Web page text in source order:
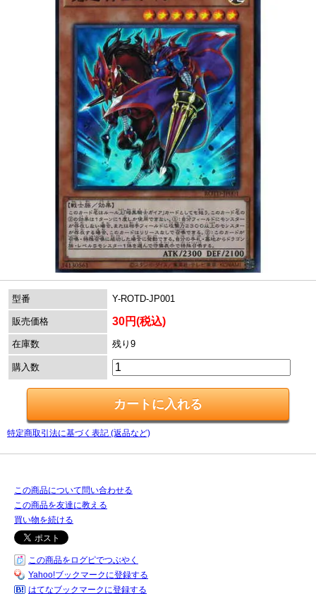
型番 Y-ROTD-JP001
販売価格 30円(税込)
在庫数 残り9
購入数
特定商取引法に基づく表記 (返品など)
この商品について問い合わせる
この商品を友達に教える
買い物を続ける
この商品をログピでつぶやく
Yahoo!ブックマークに登録する
はてなブックマークに登録する